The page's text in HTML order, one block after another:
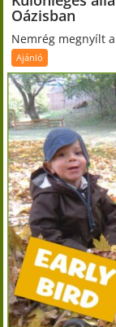
Oázisban
Nemrég megnyílt
Ajánló